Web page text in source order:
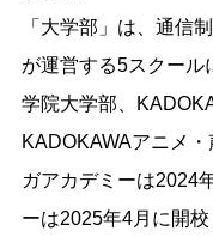
「大学部」は、通信
が運営する5スクール
学院大学部、
KADOKAWAアニメ
ガアカデミーは2024
ーは2025年4月に開校